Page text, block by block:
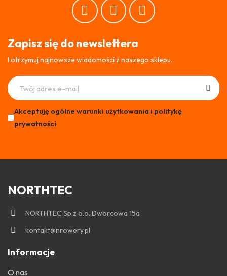
Zapisz się do newslettera
I otrzymuj najnowsze wiadomości z naszego sklepu.
Akceptuję ogólne warunki użytkowania i politykę
prywatności
NORTHTEC
NORTHTEC Sp.z o.o. Dworcowa 15a
kontakt@nrowery.pl
Informacje
O nas